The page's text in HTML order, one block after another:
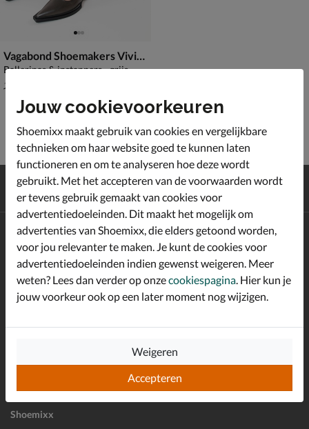
Vagabond Shoemakers Vivian
Ballerinas & instappers - grijs
van € 139,99 voor € 97,99
139
Gratisverzending en retour*
Achterafbetalen
Shoemixx
Altijd op de hoogte zijn?
Schrijf je in voor de Shoemixx nieuwsbrief en ontvang €10,-
welkomstkorting!
Inschrijven
Jouw cookievoorkeuren
Shoemixx maakt gebruik van cookies en vergelijkbare
technieken om haar website goed te kunnen laten
functioneren en om te analyseren hoe deze wordt
gebruikt. Met het accepteren van de voorwaarden wordt
er tevens gebruik gemaakt van cookies voor
advertentiedoeleinden. Dit maakt het mogelijk om
advertenties van Shoemixx, die elders getoond worden,
voor jou relevanter te maken. Je kunt de cookies voor
advertentiedoeleinden indien gewenst weigeren. Meer
weten? Lees dan verder op onzecookiespagina. Hier kun je
jouw voorkeur ook op een later moment nog wijzigen.
Accepteren
Weigeren